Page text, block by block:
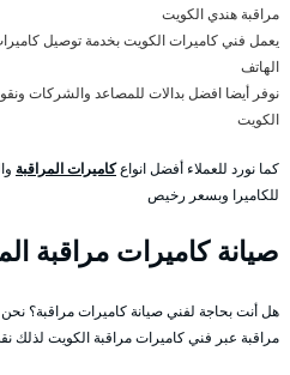
مراقبة هندي الكويت
يعمل فني كاميرات الكويت بخدمة توصيل
الهاتف
نوفر أيضا افضل بدالات للمصاعد والشركات
الكويت
كما نورد للعملاء أفضل انواعكاميرات المراقبة
للكاميرا وبسعر رخيص
صيانة كاميرات مراقبة
هل أنت بحاجة لفني صيانة كاميرات مراقبة؟
مراقبة عبر فني كاميرات مراقبة الكويت لذلك